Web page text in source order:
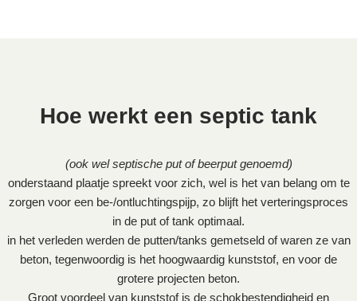
Hoe werkt een septic tank
(ook wel septische put of beerput genoemd)
onderstaand plaatje spreekt voor zich, wel is het van belang om te
zorgen voor een be-/ontluchtingspijp, zo blijft het verteringsproces
in de put of tank optimaal.
in het verleden werden de putten/tanks gemetseld of waren ze van
beton, tegenwoordig is het hoogwaardig kunststof, en voor de
grotere projecten beton.
Groot voordeel van kunststof is de schokbestendigheid en